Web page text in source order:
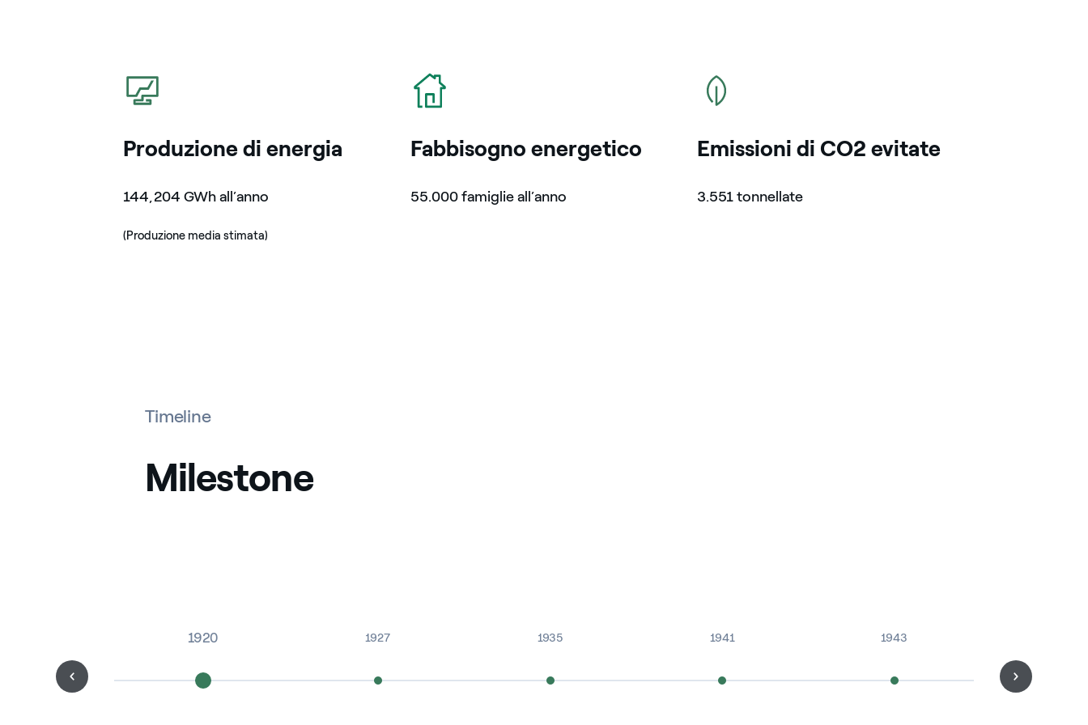
icona
Produzione di energia
144,204 GWh all’anno
(Produzione media stimata)
icona
Fabbisogno energetico
55.000 famiglie all’anno
icona
Emissioni di CO2 evitate
3.551 tonnellate
Timeline
Milestone
1920 1927 1935 1941 1943